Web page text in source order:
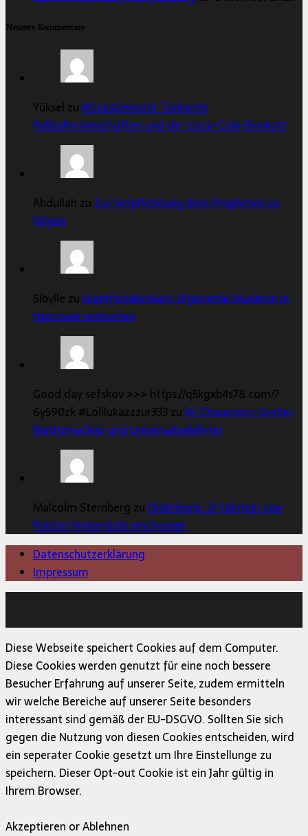
Neueste Kommentare
Yüksel zu#GazaGenozid: Türkische
Fußballmannschaften und der Coca-Cola-Boykott
Abdullah zu Zur Verpflichtung dem Propheten zu
folgen
Sibylle zu Islamfeindlichkeit: Algerische Muslimin in
Hannover erstochen
Good day sefskov >>> https://q5kgxb4s78.com/?
6y590zk #Lolllukazzzur333 zuAl-Chwarizmi: Großer
Mathematiker und Universalgelehrter
Malcolm Sternberg zu Oldenburg: 21-Jähriger von
Polizist hinterrücks erschossen
Datenschutzerklärung
Impressum
Diese Webseite speichert Cookies auf dem Computer.
Diese Cookies werden genutzt für eine noch bessere
Besucher Erfahrung auf unserer Seite, zudem ermitteln
wir welche Bereiche auf unserer Seite besonders
interessant sind gemäß der EU-DSGVO. Sollten Sie sich
gegen die Nutzung von diesen Cookies entscheiden, wird
ein seperater Cookie gesetzt um Ihre Einstellunge zu
speichern. Dieser Opt-out Cookie ist ein Jahr gültig in
Ihrem Browser.
Akzeptieren or Ablehnen